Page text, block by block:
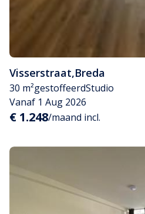
Visserstraat,Breda
30 m²gestoffeerdStudio
Vanaf 1 Aug 2026
€ 1.248/maand incl.